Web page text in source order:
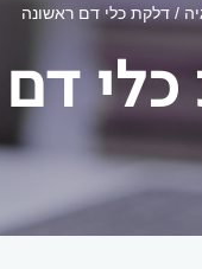
דלקת כלי דם ראשונה